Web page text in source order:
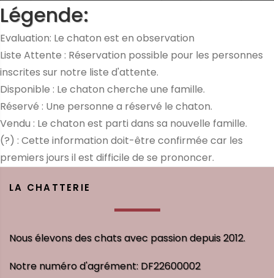
Légende:
Evaluation: Le chaton est en observation
Liste Attente : Réservation possible pour les personnes
inscrites sur notre liste d'attente.
Disponible : Le chaton cherche une famille.
Réservé : Une personne a réservé le chaton.
Vendu : Le chaton est parti dans sa nouvelle famille.
(?) : Cette information doit-être confirmée car les
premiers jours il est difficile de se prononcer.
LA CHATTERIE
Nous élevons des chats avec passion depuis 2012.
Notre numéro d'agrément: DF22600002